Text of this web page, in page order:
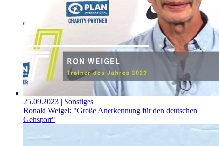
25.09.2023 | Sonstiges
Ronald Weigel: "Große Anerkennung für den deutschen
Gehsport"